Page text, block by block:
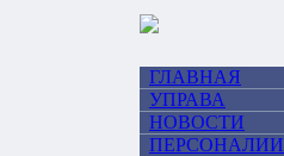
ГЛАВНАЯ
УПРАВА
НОВОСТИ
ПЕРСОНАЛИИ